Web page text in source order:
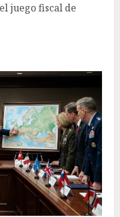
juego fiscal de